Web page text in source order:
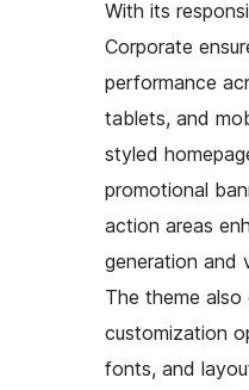
With its
Corporate
performance
tablets, and
styled
promotional
action areas
generation and
The theme
customization
fonts, and